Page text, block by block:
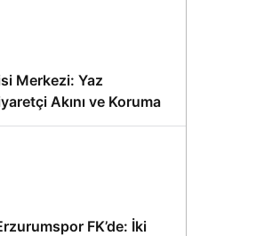
Merkezi: Yaz
Akını ve Koruma
FK’de: İki